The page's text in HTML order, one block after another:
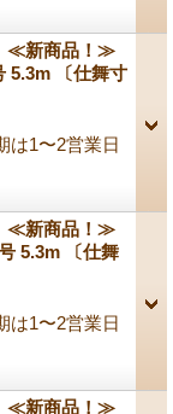
≪新商品！≫
5.3m 〔仕舞寸
は1〜2営業日
≪新商品！≫
5.3m 〔仕舞
は1〜2営業日
≪新商品！≫